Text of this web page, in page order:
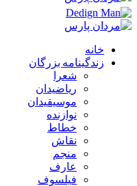
خانه
زندگینامه بزرگان
شعرا
ریاضیدان
موسیقیدان
نوازنده
خطاط
نقاش
منجم
عارف
فیلسوف